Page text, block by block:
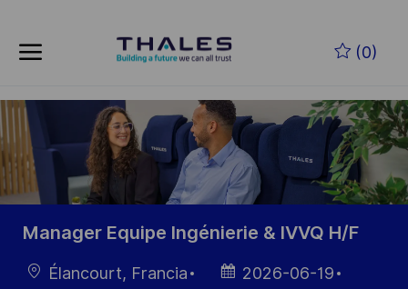
(0)
-
Manager Equipe Ingénierie & IVVQ H/F
Ubicación
Élancourt, Francia
Fecha de2026-06-19